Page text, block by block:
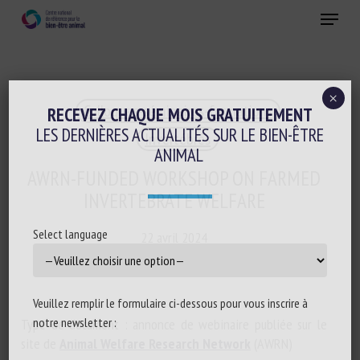
Menu
Colloques-séminaires-formations
Invertébrés
INVERTEBRATE WELFARE
Type de document : annonce de webinaire publiée sur le
RECEVEZ CHAQUE MOIS GRATUITEMENT
LES DERNIÈRES ACTUALITÉS SUR LE BIEN-ÊTRE
ANIMAL
Select language
Veuillez remplir le formulaire ci-dessous pour vous inscrire à
notre newsletter :
×